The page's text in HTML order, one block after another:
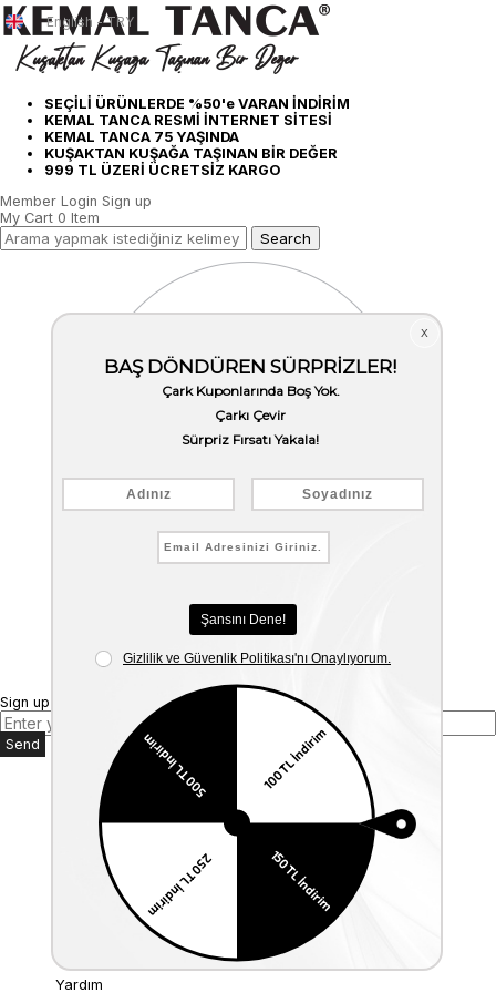
SEÇİLİ ÜRÜNLERDE %50'e VARAN İNDİRİM
KEMAL TANCA RESMİ İNTERNET SİTESİ
KEMAL TANCA 75 YAŞINDA
KUŞAKTAN KUŞAĞA TAŞINAN BİR DEĞER
999 TL ÜZERİ ÜCRETSİZ KARGO
English - TRY
Member Login Sign up
My Cart 0 Item
Sign up for our E-mail Newsletter
Send
Kurumsal
Anasayfa
Hakkımızda
Mağazalarımız
Bize Ulaşın
Müşteri İlişkileri
Üyelik
İade ve Değişim
Kargo & Teslimat
Yardım